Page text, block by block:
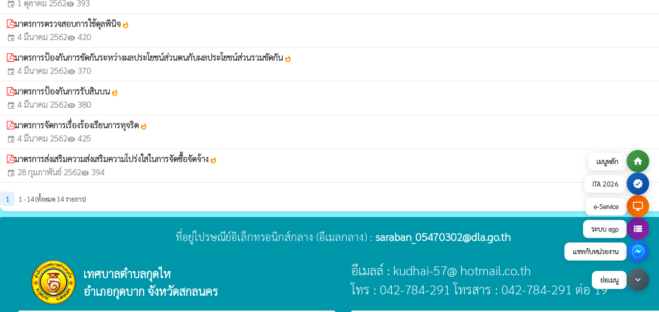
เมนูหลัก home
ITA 2026 verified
e-Service desktop_windows
ระบบ egp view_list
แชทกับหน่วยงาน
ย่อเมนู keyboard_arrow_down
event 1 ตุลาคม 2562visibility 393
มาตรการตรวจสอบการใช้ดุลพินิจ whatshot
event 4 มีนาคม 2562visibility 420
มาตรการป้องกันการขัดกันระหว่างผลประโยชน์ส่วนตนกับผลประโยชน์ส่วนรวมขัดกัน whatshot
event 4 มีนาคม 2562visibility 370
มาตรการป้องกันการรับสินบน whatshot
event 4 มีนาคม 2562visibility 380
มาตรการจัดการเรื่องร้องเรียนการทุจริต whatshot
event 4 มีนาคม 2562visibility 425
มาตรการส่งเสริมความส่งเสริมความโปร่งใสในการจัดซื้อจัดจ้าง whatshot
event 28 กุมภาพันธ์ 2562visibility 394
1 1 - 14 (ทั้งหมด 14 รายการ)
ที่อยู่ไปรษณีย์อิเล็กทรอนิกส์กลาง (อีเมลกลาง) : saraban_05470302@dla.go.th
เทศบาลตำบลกุดไห
อำเภอกุดบาก จังหวัดสกลนคร
อีเมลล์ : kudhai-57@ hotmail.co.th
โทร : 042-784-291 โทรสาร : 042-784-291 ต่อ 19